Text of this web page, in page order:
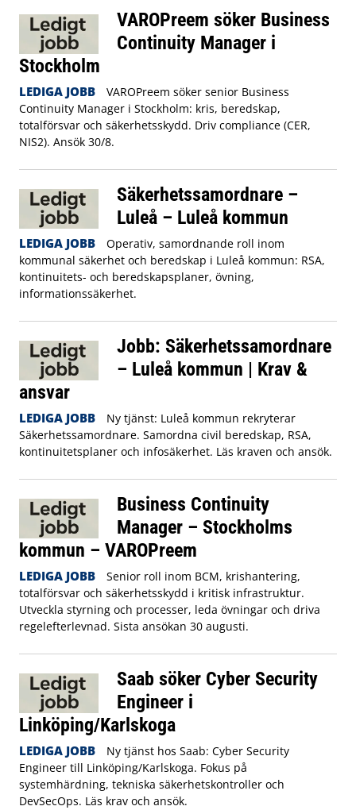
VAROPreem söker Business
Continuity Manager i
Stockholm
LEDIGA JOBB
VAROPreem söker senior Business
Continuity Manager i Stockholm: kris, beredskap,
totalförsvar och säkerhetsskydd. Driv compliance (CER,
NIS2). Ansök 30/8.
Säkerhetssamordnare –
Luleå – Luleå kommun
LEDIGA JOBB
Operativ, samordnande roll inom
kommunal säkerhet och beredskap i Luleå kommun: RSA,
kontinuitets- och beredskapsplaner, övning,
informationssäkerhet.
Jobb: Säkerhetssamordnare
– Luleå kommun | Krav &
ansvar
LEDIGA JOBB
Ny tjänst: Luleå kommun rekryterar
Säkerhetssamordnare. Samordna civil beredskap, RSA,
kontinuitetsplaner och infosäkerhet. Läs kraven och ansök.
Business Continuity
Manager – Stockholms
kommun – VAROPreem
LEDIGA JOBB
Senior roll inom BCM, krishantering,
totalförsvar och säkerhetsskydd i kritisk infrastruktur.
Utveckla styrning och processer, leda övningar och driva
regelefterlevnad. Sista ansökan 30 augusti.
Saab söker Cyber Security
Engineer i
Linköping/Karlskoga
LEDIGA JOBB
Ny tjänst hos Saab: Cyber Security
Engineer till Linköping/Karlskoga. Fokus på
systemhärdning, tekniska säkerhetskontroller och
DevSecOps. Läs krav och ansök.